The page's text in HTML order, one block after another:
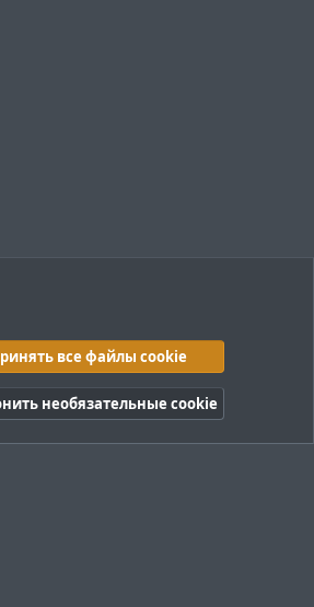
Помощь
R
все файлы cookie
необязательные cookie